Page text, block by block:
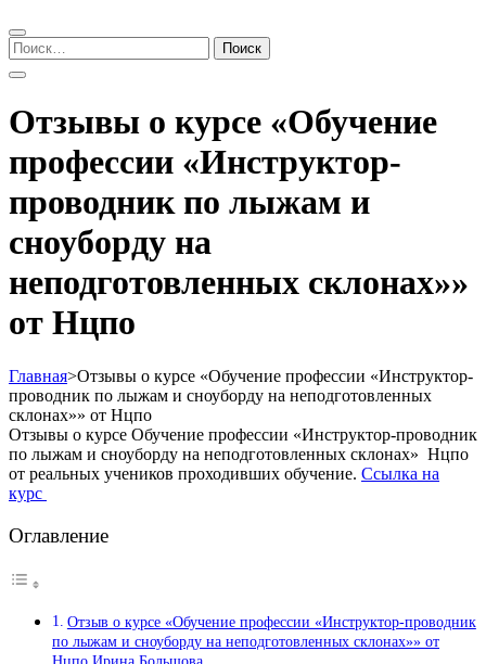
Найти:
Отзывы о курсе «Обучение
профессии «Инструктор-
проводник по лыжам и
сноуборду на
неподготовленных склонах»»
от Нцпо
Главная>Отзывы о курсе «Обучение профессии «Инструктор-
проводник по лыжам и сноуборду на неподготовленных
склонах»» от Нцпо
Отзывы о курсе Обучение профессии «Инструктор-проводник
по лыжам и сноуборду на неподготовленных склонах» Нцпо
от реальных учеников проходивших обучение. Ссылка на
курс
Оглавление
Отзыв о курсе «Обучение профессии «Инструктор-проводник
по лыжам и сноуборду на неподготовленных склонах»» от